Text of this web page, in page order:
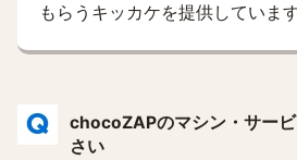
もらうキッカケを提供しています
chocoZAPのマシン・サー
さい